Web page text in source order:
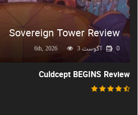
Sovereign Tower Review
آگوست 6th, 2026 3 0
Culdcept BEGINS Review